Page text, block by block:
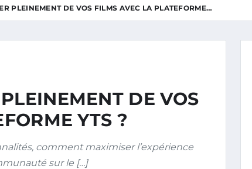
PLEINEMENT DE VOS FILMS AVEC LA PLATEFORME…
DE VOS
YTS ?
comment maximiser l’expérience
sur le […]